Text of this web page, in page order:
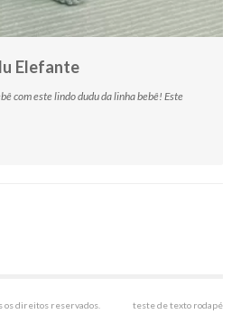
Elefante
com este lindo dudu da linha bebê! Este
os direitos reservados. teste de texto rodapé